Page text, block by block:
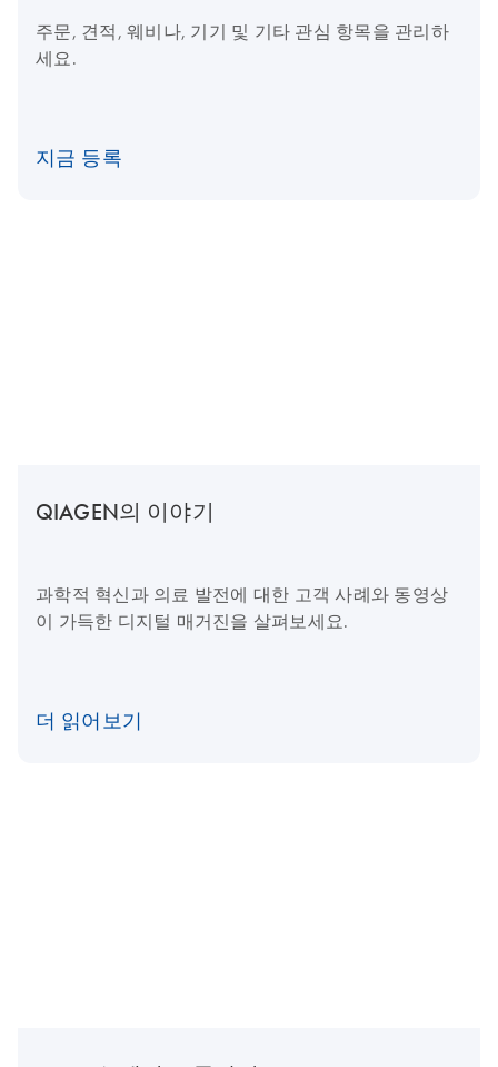
주문, 견적, 웨비나, 기기 및 기타 관심 항목을 관리하
세요.
지금 등록
QIAGEN의 이야기
과학적 혁신과 의료 발전에 대한 고객 사례와 동영상
이 가득한 디지털 매거진을 살펴보세요.
더 읽어보기